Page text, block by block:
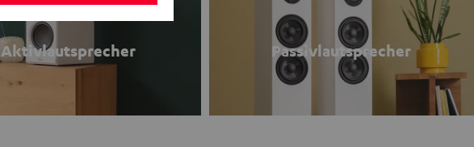
Aktivlautsprecher Passivlautsprecher